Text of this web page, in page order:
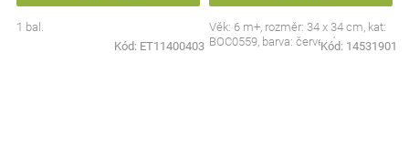
1 bal.
Kód: ET11400403
Věk: 6 m+, rozměr: 34 x 34 cm, kat:
BOC0559, barva: červená
Kód: 14531901